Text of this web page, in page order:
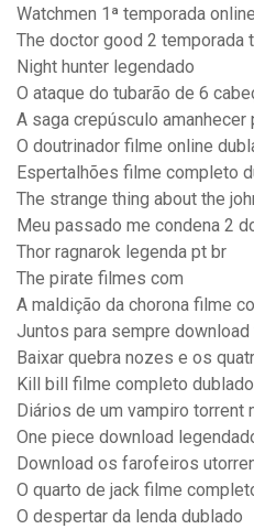
Watchmen 1ª temporada online
The doctor good 2 temporada
Night hunter legendado
O ataque do tubarão de 6
A saga crepúsculo
O doutrinador filme online
Espertalhões filme completo
The strange thing about the
Meu passado me condena 2
Thor ragnarok legenda pt br
The pirate filmes com
A maldição da chorona filme
Juntos para sempre download
Baixar quebra nozes e os
Kill bill filme completo
Diários de um vampiro torrent
One piece download
Download os farofeiros
O quarto de jack filme
O despertar da lenda dublado